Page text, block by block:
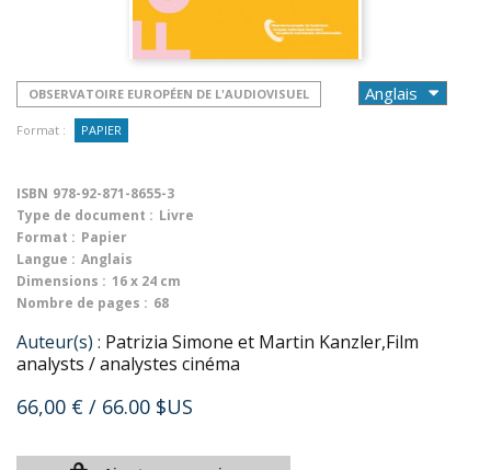
OBSERVATOIRE EUROPÉEN DE L'AUDIOVISUEL
Format : PAPIER
ISBN 978-92-871-8655-3
Type de document : Livre
Format : Papier
Langue : Anglais
Dimensions : 16 x 24 cm
Nombre de pages : 68
Auteur(s) : Patrizia Simone et Martin Kanzler,Film
analysts / analystes cinéma
66,00 € / 66.00 $US